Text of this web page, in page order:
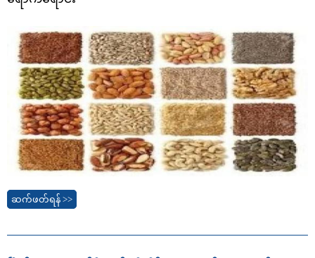
ဆက်ဖတ်ရန် >>